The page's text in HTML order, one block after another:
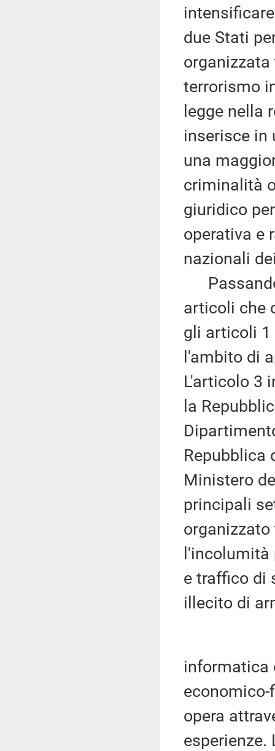
due Stati
terrorismo
legge nella
inserisce in
una
criminalità
giuridico
operativa e
nazionali
articoli che
gli articoli 1
l'ambito di
L'articolo 3
la
Repubblica
Ministero
principali
e traffico di
illecito di
informatica
opera
esperienze.